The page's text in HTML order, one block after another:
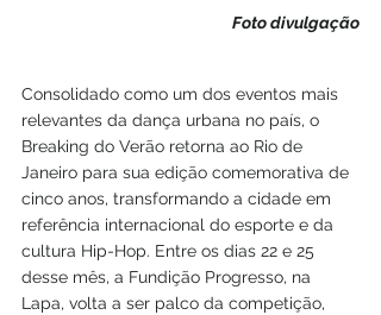
Foto divulgação
Consolidado como um dos eventos mais
relevantes da dança urbana no país, o
Breaking do Verão retorna ao Rio de
Janeiro para sua edição comemorativa de
cinco anos, transformando a cidade em
referência internacional do esporte e da
cultura Hip-Hop. Entre os dias 22 e 25
desse mês, a Fundição Progresso, na
Lapa, volta a ser palco da competição,